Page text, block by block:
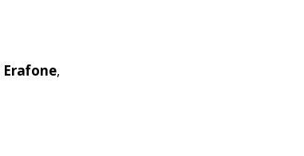
Erafone,